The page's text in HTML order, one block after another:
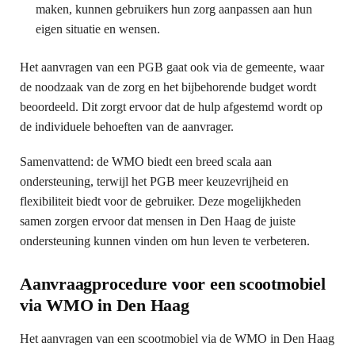
maken, kunnen gebruikers hun zorg aanpassen aan hun
eigen situatie en wensen.
Het aanvragen van een PGB gaat ook via de gemeente, waar
de noodzaak van de zorg en het bijbehorende budget wordt
beoordeeld. Dit zorgt ervoor dat de hulp afgestemd wordt op
de individuele behoeften van de aanvrager.
Samenvattend: de WMO biedt een breed scala aan
ondersteuning, terwijl het PGB meer keuzevrijheid en
flexibiliteit biedt voor de gebruiker. Deze mogelijkheden
samen zorgen ervoor dat mensen in Den Haag de juiste
ondersteuning kunnen vinden om hun leven te verbeteren.
Aanvraagprocedure voor een scootmobiel
via WMO in Den Haag
Het aanvragen van een scootmobiel via de WMO in Den Haag